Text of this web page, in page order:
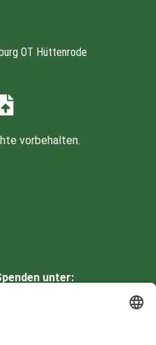
vorbehalten.
OT Hüttenrode
unter: